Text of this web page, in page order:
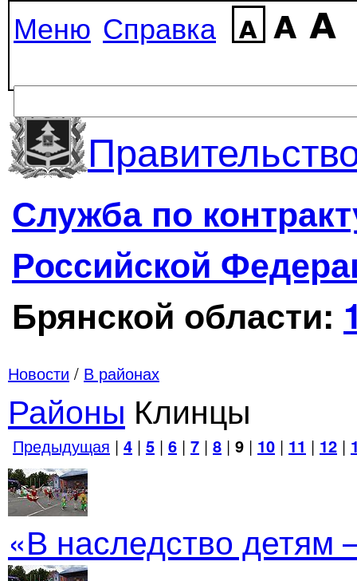
Меню Справка
Служба по
Российской
Брянской области:
Новости / В районах
Районы Клинцы
Предыдущая | 4 | 5 | 6 | 7 | 8 | 9 | 10 | 11 | 12 |
«В наследство детям